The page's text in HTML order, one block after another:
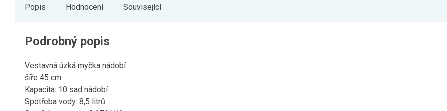
Popis Hodnocení Související
Podrobný popis
Vestavná úzká myčka nádobí
šíře 45 cm
Kapacita: 10 sad nádobí
Spotřeba vody: 8,5 litrů